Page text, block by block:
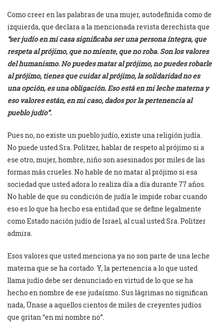
Como creer en las palabras de una mujer, autodefinida como de
izquierda, que declara a la mencionada revista derechista que
“ser judío en mi casa significaba ser una persona íntegra, que
respeta al prójimo, que no miente, que no roba. Son los valores
del humanismo. No puedes matar al prójimo, no puedes robarle
al prójimo, tienes que cuidar al prójimo, la solidaridad no es
una opción, es una obligación. Eso está en mi leche materna y
eso valores están, en mi caso, dados por la pertenencia al
pueblo judío”.
Pues no, no existe un pueblo judío, existe una religión judía.
No puede usted Sra. Politzer, hablar de respeto al prójimo si a
ese otro, mujer, hombre, niño son asesinados por miles de las
formas más crueles. No hable de no matar al prójimo si esa
sociedad que usted adora lo realiza día a día durante 77 años.
No hable de que su condición de judía le impide robar cuando
eso es lo que ha hecho esa entidad que se define legalmente
como Estado nación judío de Israel, al cual usted Sra. Politzer
admira.
Esos valores que usted menciona ya no son parte de una leche
materna que se ha cortado. Y, la pertenencia a lo que usted
llama judío debe ser denunciado en virtud de lo que se ha
hecho en nombre de ese judaísmo. Sus lágrimas no significan
nada, Únase a aquellos cientos de miles de creyentes judíos
que gritan “en mi nombre no”.